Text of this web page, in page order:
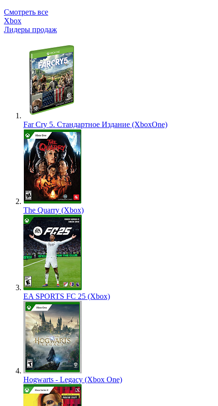
Смотреть все
Xbox
Лидеры продаж
Far Cry 5. Стандартное Издание (XboxOne)
The Quarry (Xbox)
EA SPORTS FC 25 (Xbox)
Hogwarts - Legacy (Xbox One)